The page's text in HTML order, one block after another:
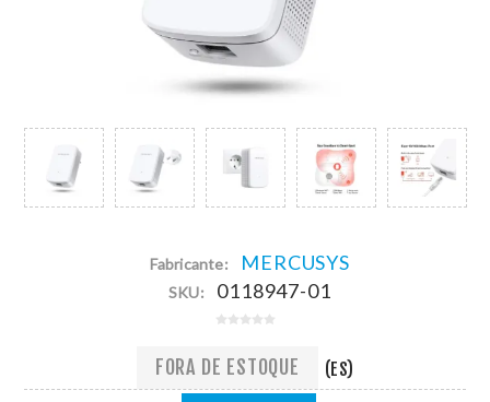
Fabricante: MERCUSYS
SKU: 0118947-01
FORA DE ESTOQUE (ES)